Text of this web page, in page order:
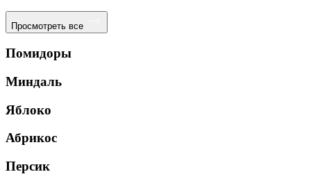
Просмотреть все
Помидоры
Миндаль
Яблоко
Абрикос
Персик